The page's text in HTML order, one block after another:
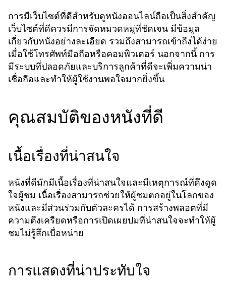
การมีเว็บไซต์ที่ดีสำหรับดูหนังออนไลน์ถือเป็นสิ่งสำคัญ
เว็บไซต์ที่ดีควรมีการจัดหมวดหมู่ที่ชัดเจน มีข้อมูล
เกี่ยวกับหนังอย่างละเอียด รวมถึงสามารถเข้าถึงได้ง่าย
เมื่อใช้โทรศัพท์มือถือหรือคอมพิวเตอร์ นอกจากนี้ การ
มีระบบที่ปลอดภัยและบริการลูกค้าที่ดีจะเพิ่มความน่า
เชื่อถือและทำให้ผู้ใช้งานพอใจมากยิ่งขึ้น
คุณสมบัติของหนังที่ดี
เนื้อเรื่องที่น่าสนใจ
หนังที่ดีมักมีเนื้อเรื่องที่น่าสนใจและมีเหตุการณ์ที่ดึงดูด
ใจผู้ชม เนื้อเรื่องสามารถช่วยให้ผู้ชมตกอยู่ในโลกของ
หนังและมีส่วนร่วมกับตัวละครได้ การสร้างพลอตที่มี
ความตึงเครียดหรือการเปิดเผยปมที่น่าสนใจจะทำให้ผู้
ชมไม่รู้สึกเบื่อหน่าย
การแสดงที่น่าประทับใจ